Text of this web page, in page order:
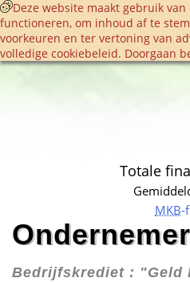
Deze website maakt gebruik
functioneren, om inhoud af te
voorkeuren en ter vertoning van
volledige cookie­beleid. Doorgaan
Totale
MKB-
Bedrijfskrediet : "Geld